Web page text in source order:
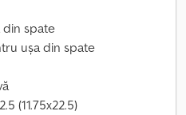
din spate
ușa din spate
(11.75x22.5)